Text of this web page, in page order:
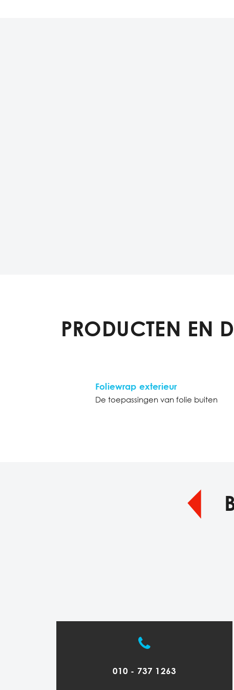
PRODUCTEN EN
Foliewrap exterieur
De toepassingen van folie buiten
010 - 737 1263